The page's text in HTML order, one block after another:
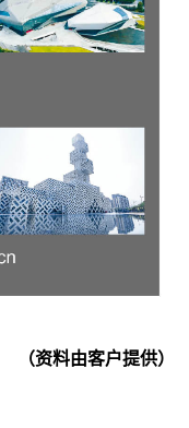
（资料由客户提供）